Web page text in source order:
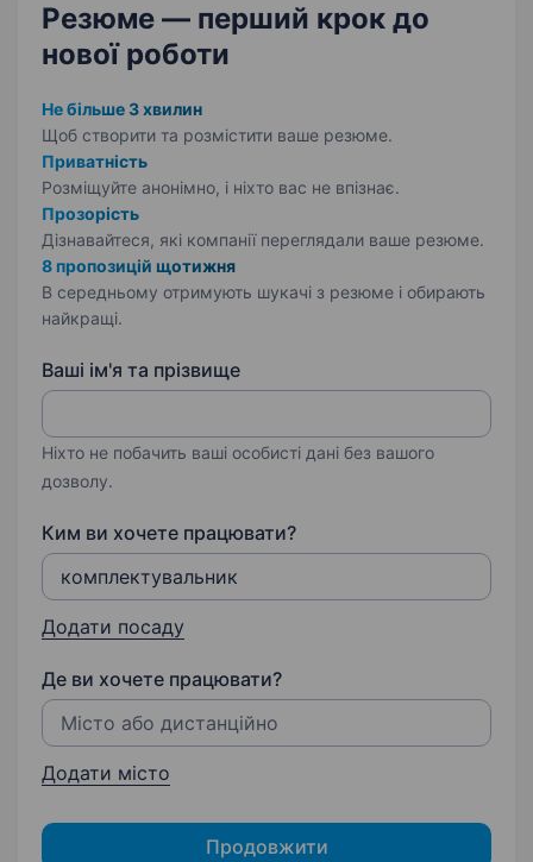
Резюме — перший крок до
нової роботи
Не більше 3 хвилин
Щоб створити та розмістити ваше резюме.
Приватність
Розміщуйте анонімно, і ніхто вас не впізнає.
Прозорість
Дізнавайтеся, які компанії переглядали ваше резюме.
8 пропозицій щотижня
В середньому отримують шукачі з резюме і обирають
найкращі.
Ваші ім'я та прізвище
Ніхто не побачить ваші особисті дані без вашого
дозволу.
Ким ви хочете працювати?
Додати посаду
Де ви хочете працювати?
Додати місто
Продовжити